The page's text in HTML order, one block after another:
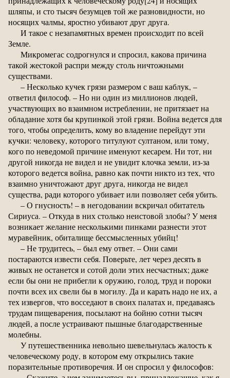
шляпы, и сто тысяч безумцев той же разновидности, но
носящих чалмы, яростно убивают друг друга.
И такое с незапамятных времен происходит по всей
Земле.
Микромегас содрогнулся и спросил, какова причина
такой жестокой распри между столь ничтожными
существами.
– Несколько кучек грязи размером с ваш каблук, –
ответил философ. – Но ни один из миллионов людей,
участвующих во взаимном истреблении, не притязает на
обладание хотя бы крупинкой этой грязи. Война ведется для
того, чтобы определить, кому во владение перейдут эти
кучки: человеку, которого титулуют султаном, или тому,
кого по неведомой причине именуют кесарем. Ни тот, ни
другой никогда не видел и не увидит клочка земли, из-за
которого ведется война, равно как почти никто из тех, что
взаимно уничтожают друг друга, никогда не видел
существа, ради которого убивает или позволяет себя убить.
– О гнусность! – в негодовании вскричал обитатель
Сириуса. – Откуда в них столько неистовой злобы? У меня
возникает желание несколькими пинками разнести этот
муравейник, обиталище бессмысленных убийц!
– Не трудитесь, – был ему ответ. – Они сами
постараются извести себя. Поверьте, лет через десять в
живых не останется и сотой доли этих несчастных; даже
если бы они не прибегли к оружию, голод, труд и пороки
почти всех их свели бы в могилу. Да и карать надо не их, а
тех извергов, что восседают в своих палатах и, предаваясь
трудам пищеварения, посылают на бойню сотни тысяч
людей, а после устраивают пышные благодарственные
молебны.
У путешественника невольно шевельнулась жалость к
человеческому роду, в котором ему открылись такие
поразительные противоречия. И он спросил у философов: